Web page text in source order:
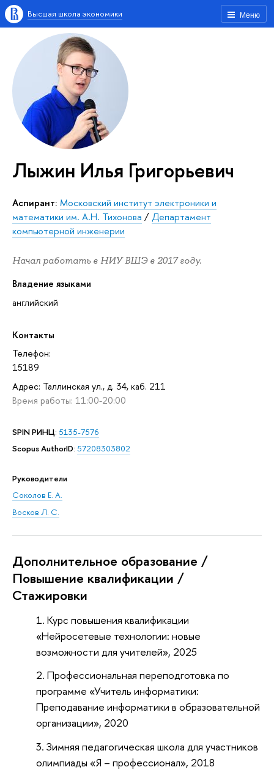
Меню
Высшая школа экономики
Лыжин Илья Григорьевич
аспирант: Московский институт электроники и
математики им. А.Н. Тихонова /Департамент
компьютерной инженерии
Начал работать в НИУ ВШЭ в 2017 году.
Владение языками
английский
Контакты
Телефон:
15189
Адрес: Таллинская ул., д. 34, каб. 211
Время работы: 11:00-20:00
SPIN РИНЦ: 5135-7576
Scopus AuthorID: 57208303802
Руководители
Соколов Е. А.
Восков Л. С.
Дополнительное образование /
Повышение квалификации /
Стажировки
Курс повышения квалификации
«Нейросетевые технологии: новые
возможности для учителей», 2025
Профессиональная переподготовка по
программе «Учитель информатики:
Преподавание информатики в образовательной
организации», 2020
Зимняя педагогическая школа для участников
олимпиады «Я – профессионал», 2018